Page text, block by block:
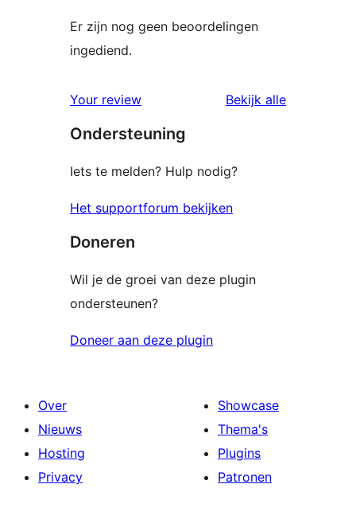
Er zijn nog geen beoordelingen
ingediend.
Your review Bekijk alle
Ondersteuning
Iets te melden? Hulp nodig?
Het supportforum bekijken
Doneren
Wil je de groei van deze plugin
ondersteunen?
Doneer aan deze plugin
Over
Nieuws
Hosting
Privacy
Showcase
Thema's
Plugins
Patronen